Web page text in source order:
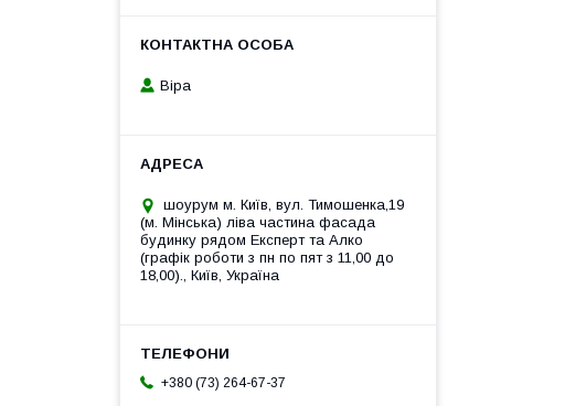
Віра
шоурум м. Київ, вул. Тимошенка,19
(м. Мінська) ліва частина фасада
будинку рядом Експерт та Алко
(графік роботи з пн по пят з 11,00 до
18,00)., Київ, Україна
+380 (73) 264-67-37